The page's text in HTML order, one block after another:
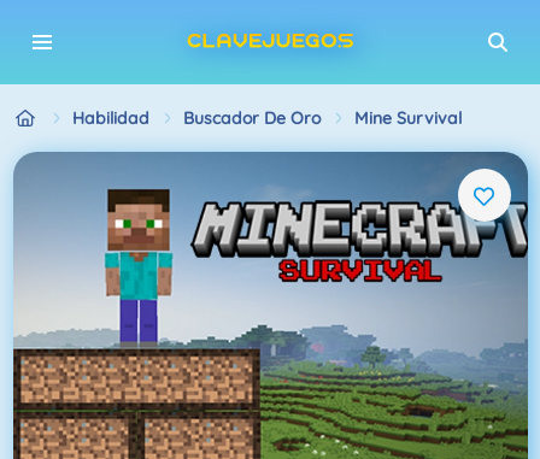
Habilidad Buscador De Oro Mine Survival